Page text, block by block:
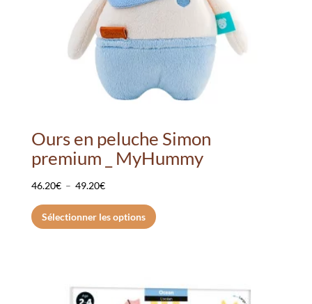
du
produit
Ours en peluche Simon
premium _ MyHummy
46.20€ – 49.20€Plage
de
prix :
Sélectionner les options
produit
Les